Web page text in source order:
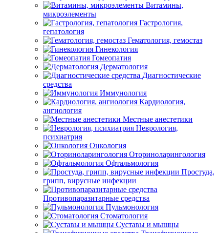
Витамины,
микроэлементы
Гастрология,
гепатология
Гематология, гемостаз
Гинекология
Гомеопатия
Дерматология
Диагностические
средства
Иммунология
Кардиология,
ангиология
Местные анестетики
Неврология,
психиатрия
Онкология
Оториноларингология
Офтальмология
Простуда,
грипп, вирусные инфекции
Противопаразитарные средства
Пульмонология
Стоматология
Суставы и мышцы